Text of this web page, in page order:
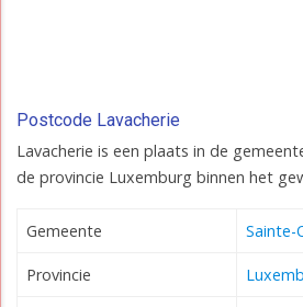
Postcode Lavacherie
Lavacherie is een plaats in de
de provincie Luxemburg binnen het
Gemeente Sainte-
Provincie